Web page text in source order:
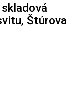
Štúrova